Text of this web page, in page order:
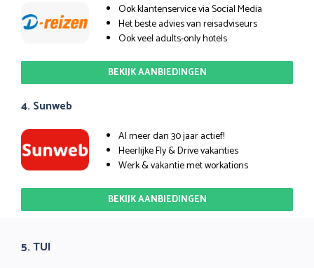
Ook klantenservice via Social Media
Het beste advies van reisadviseurs
Ook veel adults-only hotels
BEKIJK AANBIEDINGEN
4. Sunweb
Al meer dan 30 jaar actief!
Heerlijke Fly & Drive vakanties
Werk & vakantie met workations
BEKIJK AANBIEDINGEN
5. TUI